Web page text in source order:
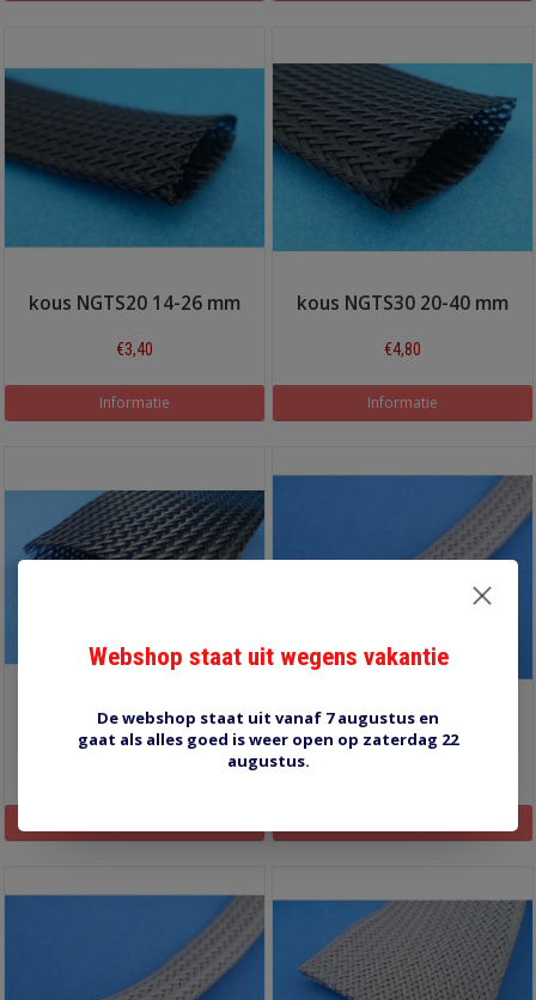
kous NGTS20 14-26 mm
€3,40
Informatie
kous NGTS30 20-40 mm
€4,80
Informatie
kous NGTS40 40-80 mm kous NGTS10-12GRY-10
Webshop staat uit wegens vakantie
De webshop staat uit vanaf 7 augustus en
gaat als alles goed is weer open op zaterdag 22
augustus.